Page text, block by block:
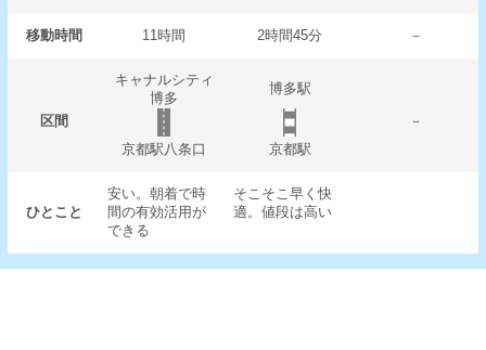
移動時間 11時間 2時間45分 －
区間
キャナルシティ
博多
博多駅
－
京都駅八条口
京都駅
ひとこと
安い。朝着で時
間の有効活用が
できる
そこそこ早く快
適。値段は高い